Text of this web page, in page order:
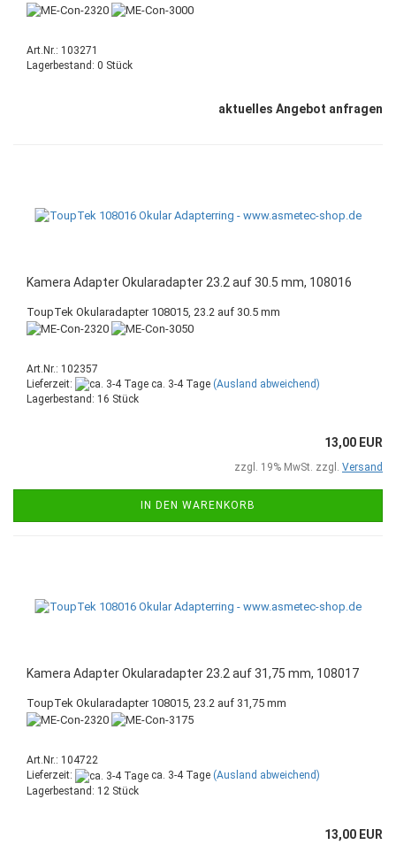
Art.Nr.: 103271
Lagerbestand: 0 Stück
aktuelles Angebot anfragen
Kamera Adapter Okularadapter 23.2 auf 30.5 mm, 108016
ToupTek Okularadapter 108015, 23.2 auf 30.5 mm
Art.Nr.: 102357
Lieferzeit:
ca. 3-4 Tage (Ausland abweichend)
Lagerbestand: 16 Stück
13,00 EUR
zzgl. 19% MwSt. zzgl. Versand
IN DEN WARENKORB
Kamera Adapter Okularadapter 23.2 auf 31,75 mm, 108017
ToupTek Okularadapter 108015, 23.2 auf 31,75 mm
Art.Nr.: 104722
Lieferzeit:
ca. 3-4 Tage (Ausland abweichend)
Lagerbestand: 12 Stück
13,00 EUR